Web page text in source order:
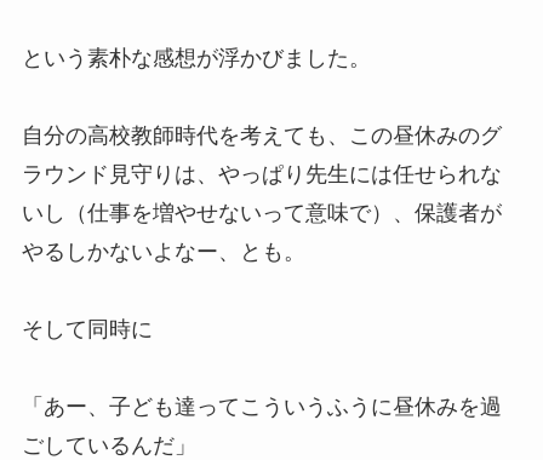
という素朴な感想が浮かびました。
自分の高校教師時代を考えても、この昼休みのグ
ラウンド見守りは、やっぱり先生には任せられな
いし（仕事を増やせないって意味で）、保護者が
やるしかないよなー、とも。
そして同時に
「あー、子ども達ってこういうふうに昼休みを過
ごしているんだ」